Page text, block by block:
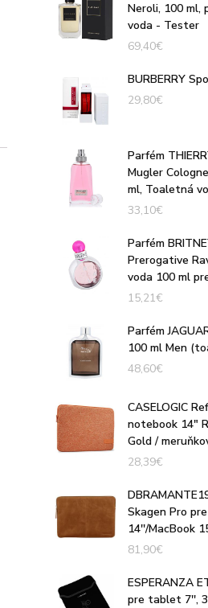
Neroli, 100 ml,
voda - Tester
69,40€
BURBERRY
29,80€
Parfém
Mugler
ml, Toaletná
33,10€
Parfém
Prerogative
voda 100 ml
15,21€
Parfém
100 ml Men
48,60€
CASELOGIC
notebook 14"
Gold /
28,39€
Skagen Pro
14''/MacBook
81,90€
ESPERANZA
pre tablet 7'',